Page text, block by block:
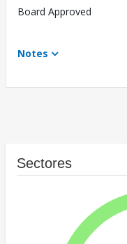
Board Approved
Notes
Sectores